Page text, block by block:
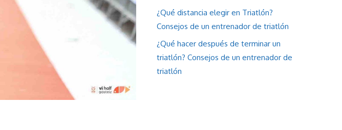
¿Qué distancia elegir en Triatlón?
Consejos de un entrenador de triatlón
¿Qué hacer después de terminar un
triatlón? Consejos de un entrenador de
triatlón